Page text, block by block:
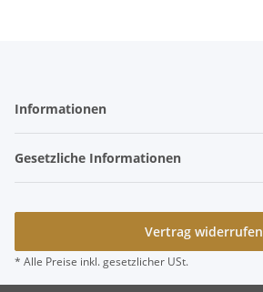
Informationen
Gesetzliche Informationen
Vertrag widerrufen
* Alle Preise inkl. gesetzlicher USt.